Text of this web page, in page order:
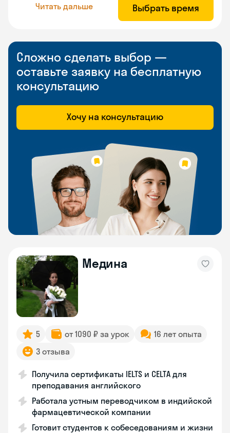
Читать дальше Выбрать время
Сложно сделать выбор —
оставьте заявку на бесплатную
консультацию
Хочу на консультацию
Медина
5 от 1090 ₽ за урок
16 лет опыта
3 отзыва
Получила сертификаты IELTS и CELTA для
преподавания английского
Работала устным переводчиком в индийской
фармацевтической компании
Готовит студентов к собеседованиям и жизни